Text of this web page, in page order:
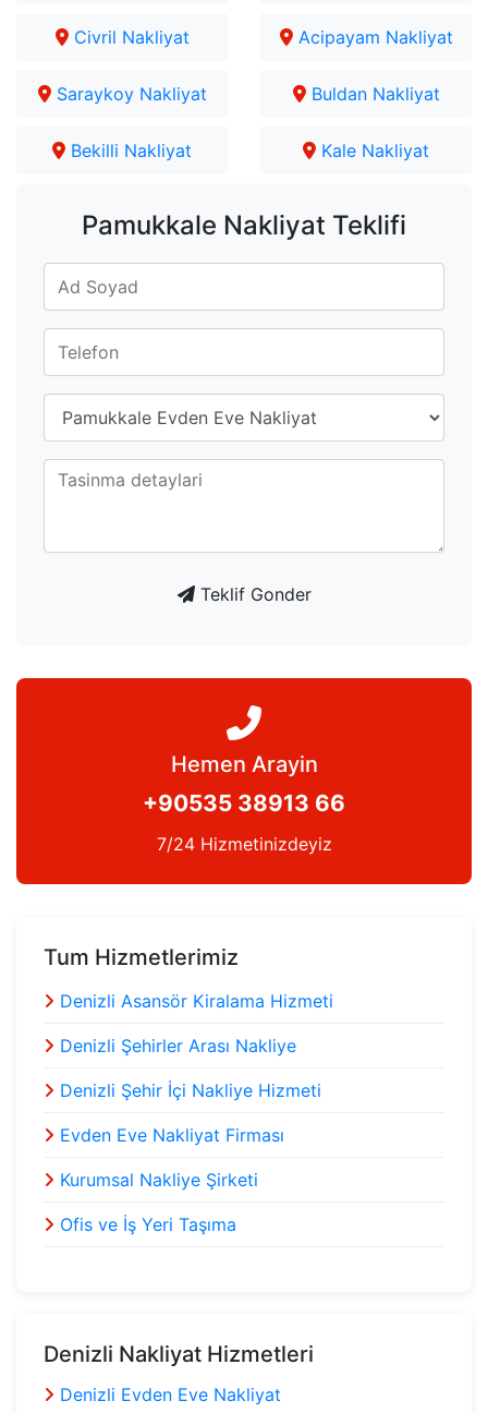
Civril Nakliyat Acipayam Nakliyat
Saraykoy Nakliyat Buldan Nakliyat
Bekilli Nakliyat Kale Nakliyat
Pamukkale Nakliyat Teklifi
Teklif Gonder
Hemen Arayin
+90535 38913 66
7/24 Hizmetinizdeyiz
Tum Hizmetlerimiz
Denizli Asansör Kiralama Hizmeti
Denizli Şehirler Arası Nakliye
Denizli Şehir İçi Nakliye Hizmeti
Evden Eve Nakliyat Firması
Kurumsal Nakliye Şirketi
Ofis ve İş Yeri Taşıma
Denizli Nakliyat Hizmetleri
Denizli Evden Eve Nakliyat